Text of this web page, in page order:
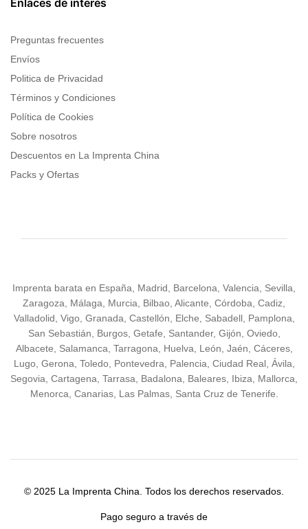
Enlaces de interés
Preguntas frecuentes
Envíos
Politica de Privacidad
Términos y Condiciones
Política de Cookies
Sobre nosotros
Descuentos en La Imprenta China
Packs y Ofertas
Imprenta barata en España, Madrid, Barcelona, Valencia, Sevilla,
Zaragoza, Málaga, Murcia, Bilbao, Alicante, Córdoba, Cadiz,
Valladolid, Vigo, Granada, Castellón, Elche, Sabadell, Pamplona,
San Sebastián, Burgos, Getafe, Santander, Gijón, Oviedo,
Albacete, Salamanca, Tarragona, Huelva, León, Jaén, Cáceres,
Lugo, Gerona, Toledo, Pontevedra, Palencia, Ciudad Real, Ávila,
Segovia, Cartagena, Tarrasa, Badalona, Baleares, Ibiza, Mallorca,
Menorca, Canarias, Las Palmas, Santa Cruz de Tenerife.
© 2025 La Imprenta China. Todos los derechos reservados.
Pago seguro a través de